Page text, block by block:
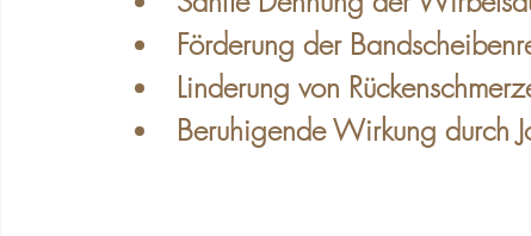
Förderung der
Linderung von
Beruhigende Wirkung durch